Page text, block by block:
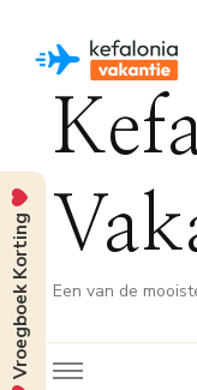
Een van de
Vroegboek Korting